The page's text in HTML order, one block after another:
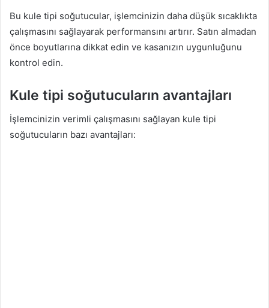
Bu kule tipi soğutucular, işlemcinizin daha düşük sıcaklıkta
çalışmasını sağlayarak performansını artırır. Satın almadan
önce boyutlarına dikkat edin ve kasanızın uygunluğunu
kontrol edin.
Kule tipi soğutucuların avantajları
İşlemcinizin verimli çalışmasını sağlayan kule tipi
soğutucuların bazı avantajları: